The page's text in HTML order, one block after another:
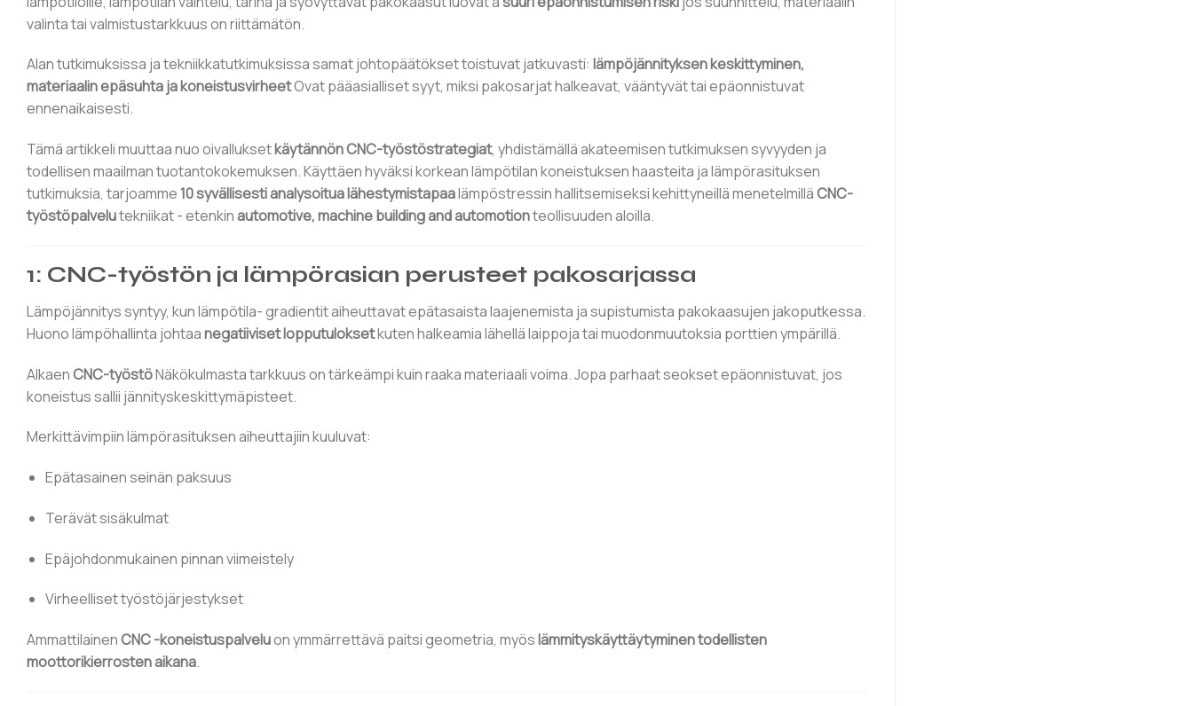
valinta tai valmistustarkkuus on riittämätön.
Alan tutkimuksissa ja tekniikkatutkimuksissa samat johtopäätökset toistuvat jatkuvasti: lämpöjännityksen keskittyminen,
materiaalin epäsuhta ja koneistusvirheetOvat pääasialliset syyt, miksi pakosarjat halkeavat, vääntyvät tai epäonnistuvat
ennenaikaisesti.
Tämä artikkeli muuttaa nuo oivalluksetkäytännön CNC-työstöstrategiat, yhdistämällä akateemisen tutkimuksen syvyyden ja
todellisen maailman tuotantokokemuksen. Käyttäen hyväksi korkean lämpötilan koneistuksen haasteita ja lämpörasituksen
tutkimuksia, tarjoamme10 syvällisesti analysoitua lähestymistapaalämpöstressin hallitsemiseksi kehittyneillä menetelmilläCNC-
työstöpalvelutekniikat - etenkin automotive, machine building and automotionteollisuuden aloilla.
1: CNC-työstön ja lämpörasian perusteet pakosarjassa
Lämpöjännitys syntyy, kun lämpötila- gradientit aiheuttavat epätasaista laajenemista ja supistumista pakokaasujen jakoputkessa.
Huono lämpöhallinta johtaanegatiiviset lopputuloksetkuten halkeamia lähellä laippoja tai muodonmuutoksia porttien ympärillä.
AlkaenCNC-työstöNäkökulmasta tarkkuus on tärkeämpi kuin raaka materiaali voima. Jopa parhaat seokset epäonnistuvat, jos
koneistus sallii jännityskeskittymäpisteet.
Merkittävimpiin lämpörasituksen aiheuttajiin kuuluvat:
Epätasainen seinän paksuus
Terävät sisäkulmat
Epäjohdonmukainen pinnan viimeistely
Virheelliset työstöjärjestykset
AmmattilainenCNC -koneistuspalveluon ymmärrettävä paitsi geometria, myöslämmityskäyttäytyminen todellisten
moottorikierrosten aikana.